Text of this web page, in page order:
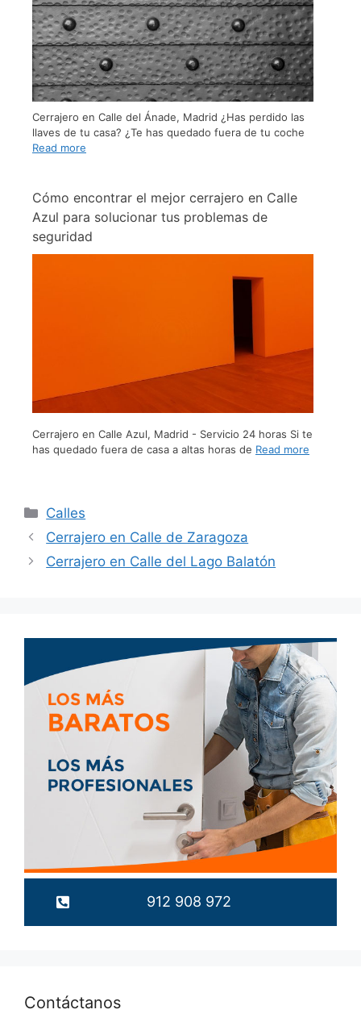
Cerrajero en Calle del Ánade, Madrid ¿Has perdido las
llaves de tu casa? ¿Te has quedado fuera de tu coche
Read more
Cómo encontrar el mejor cerrajero en Calle
Azul para solucionar tus problemas de
seguridad
Cerrajero en Calle Azul, Madrid - Servicio 24 horas Si te
has quedado fuera de casa a altas horas de Read more
Calles
Cerrajero en Calle de Zaragoza
Cerrajero en Calle del Lago Balatón
912 908 972
Contáctanos